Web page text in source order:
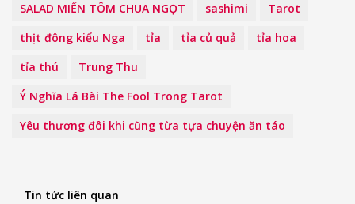
SALAD MIẾN TÔM CHUA NGỌT
sashimi
Tarot
thịt đông kiểu Nga
tỉa tỉa củ quả
tỉa hoa
tỉa thú
Trung Thu
Ý Nghĩa Lá Bài The Fool Trong Tarot
Yêu thương đôi khi cũng từa tựa chuyện ăn táo
Tin tức liên quan